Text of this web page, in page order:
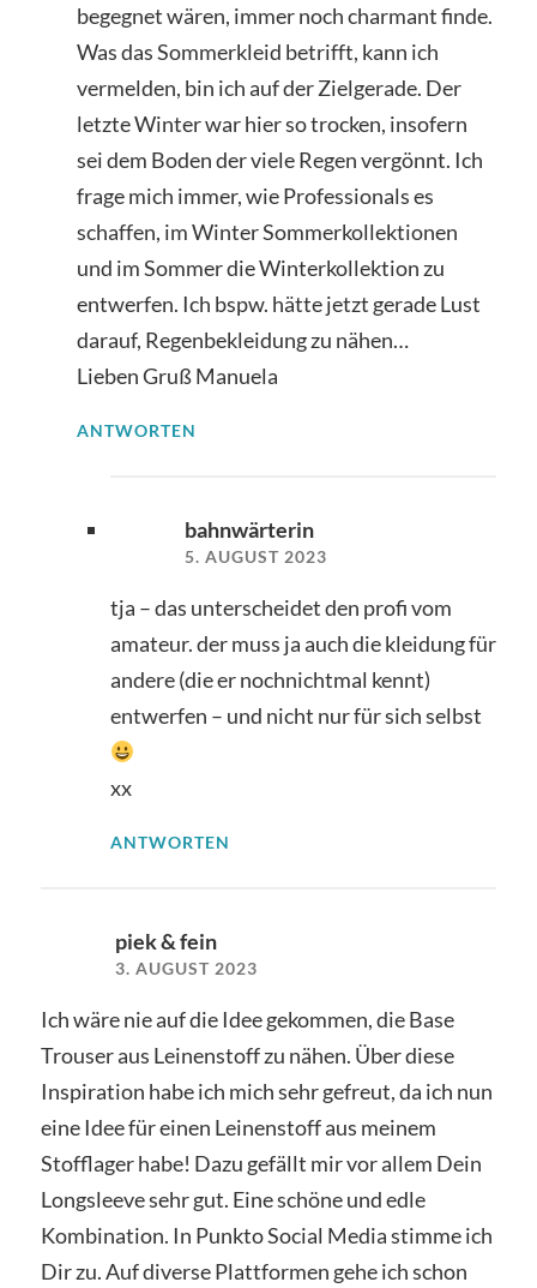
begegnet wären, immer noch charmant finde.
Was das Sommerkleid betrifft, kann ich
vermelden, bin ich auf der Zielgerade. Der
letzte Winter war hier so trocken, insofern
sei dem Boden der viele Regen vergönnt. Ich
frage mich immer, wie Professionals es
schaffen, im Winter Sommerkollektionen
und im Sommer die Winterkollektion zu
entwerfen. Ich bspw. hätte jetzt gerade Lust
darauf, Regenbekleidung zu nähen…
Lieben Gruß Manuela
ANTWORTEN
bahnwärterin
5. AUGUST 2023
tja – das unterscheidet den profi vom
amateur. der muss ja auch die kleidung für
andere (die er nochnichtmal kennt)
entwerfen – und nicht nur für sich selbst
xx
ANTWORTEN
piek & fein
3. AUGUST 2023
Ich wäre nie auf die Idee gekommen, die Base
Trouser aus Leinenstoff zu nähen. Über diese
Inspiration habe ich mich sehr gefreut, da ich nun
eine Idee für einen Leinenstoff aus meinem
Stofflager habe! Dazu gefällt mir vor allem Dein
Longsleeve sehr gut. Eine schöne und edle
Kombination. In Punkto Social Media stimme ich
Dir zu. Auf diverse Plattformen gehe ich schon